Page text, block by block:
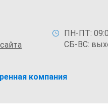
ПН-ПТ:
СБ-ВС:
компания